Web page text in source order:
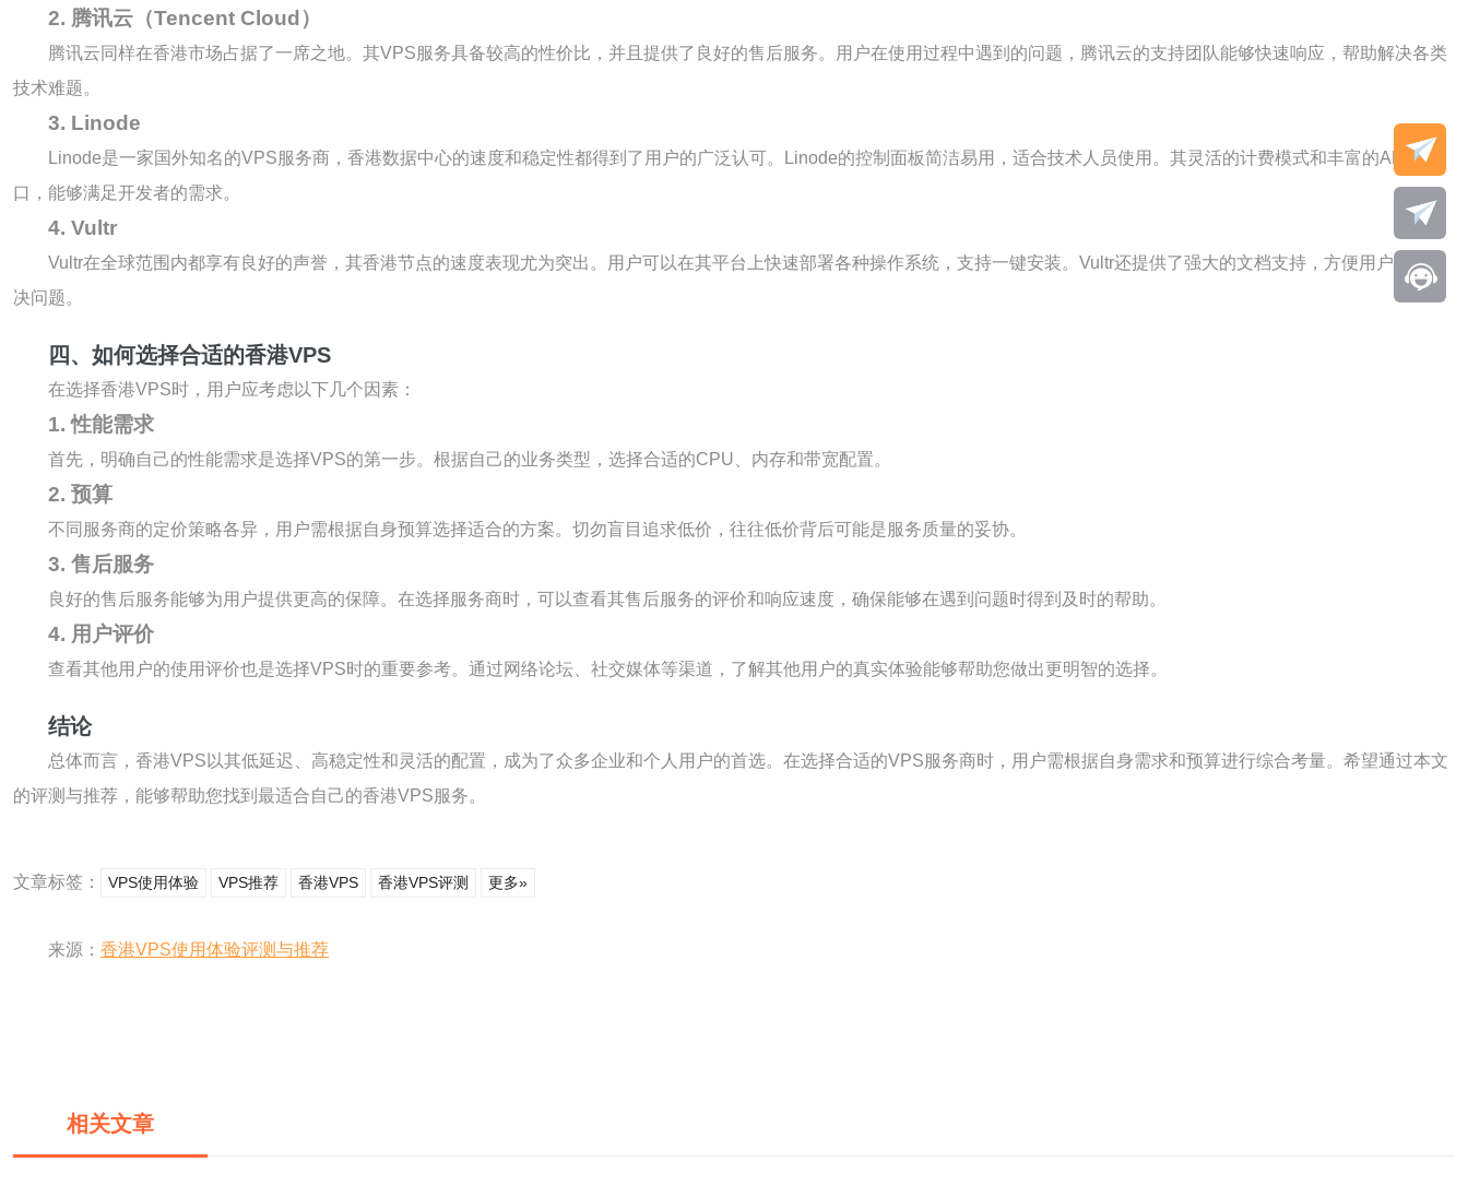
2. 腾讯云（Tencent Cloud）
腾讯云同样在香港市场占据了一席之地。其VPS服务具备较高的性价比，并且提供了良好的售后服务。用户在使用过程中遇到的问题，腾讯云的支持团队能够快速响应，帮助解决各类
技术难题。
3. Linode
Linode是一家国外知名的VPS服务商，香港数据中心的速度和稳定性都得到了用户的广泛认可。Linode的控制面板简洁易用，适合技术人员使用。其灵活的计费模式和丰富的API接
口，能够满足开发者的需求。
4. Vultr
Vultr在全球范围内都享有良好的声誉，其香港节点的速度表现尤为突出。用户可以在其平台上快速部署各种操作系统，支持一键安装。Vultr还提供了强大的文档支持，方便用户自助解
决问题。
四、如何选择合适的香港VPS
在选择香港VPS时，用户应考虑以下几个因素：
1. 性能需求
首先，明确自己的性能需求是选择VPS的第一步。根据自己的业务类型，选择合适的CPU、内存和带宽配置。
2. 预算
不同服务商的定价策略各异，用户需根据自身预算选择适合的方案。切勿盲目追求低价，往往低价背后可能是服务质量的妥协。
3. 售后服务
良好的售后服务能够为用户提供更高的保障。在选择服务商时，可以查看其售后服务的评价和响应速度，确保能够在遇到问题时得到及时的帮助。
4. 用户评价
查看其他用户的使用评价也是选择VPS时的重要参考。通过网络论坛、社交媒体等渠道，了解其他用户的真实体验能够帮助您做出更明智的选择。
结论
总体而言，香港VPS以其低延迟、高稳定性和灵活的配置，成为了众多企业和个人用户的首选。在选择合适的VPS服务商时，用户需根据自身需求和预算进行综合考量。希望通过本文
的评测与推荐，能够帮助您找到最适合自己的香港VPS服务。
文章标签： VPS使用体验 VPS推荐 香港VPS 香港VPS评测 更多»
来源： 香港VPS使用体验评测与推荐
相关文章